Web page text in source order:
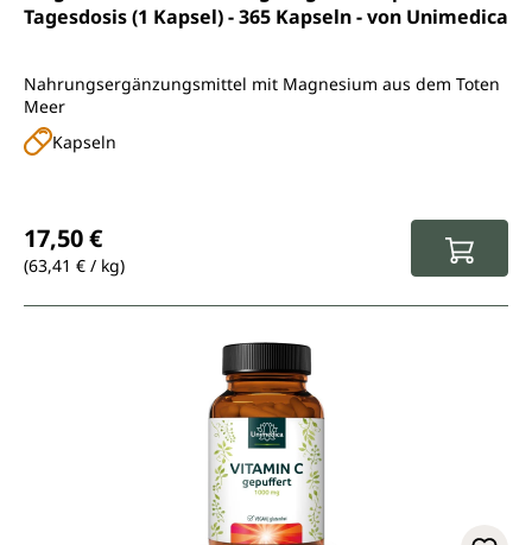
Tagesdosis (1 Kapsel) - 365 Kapseln - von Unimedica
Nahrungsergänzungsmittel mit Magnesium aus dem Toten
Meer
Kapseln
17,50 €
(63,41 € / kg)